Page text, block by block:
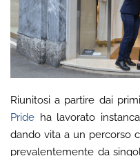
Riunitosi a partire dai
Pride ha lavorato
dando vita a un percorso
prevalentemente da